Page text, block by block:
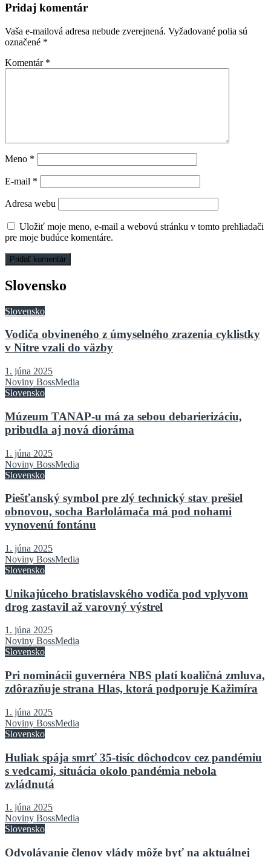
Pridaj komentár
Vaša e-mailová adresa nebude zverejnená. Vyžadované polia sú
označené *
Komentár *
Meno *
E-mail *
Adresa webu
Uložiť moje meno, e-mail a webovú stránku v tomto prehliadači
pre moje budúce komentáre.
Slovensko
Slovensko
Vodiča obvineného z úmyselného zrazenia cyklistky
v Nitre vzali do väzby
1. júna 2025
Noviny BossMedia
Slovensko
Múzeum TANAP-u má za sebou debarierizáciu,
pribudla aj nová dioráma
1. júna 2025
Noviny BossMedia
Slovensko
Piešťanský symbol pre zlý technický stav prešiel
obnovou, socha Barlolámača má pod nohami
vynovenú fontánu
1. júna 2025
Noviny BossMedia
Slovensko
Unikajúceho bratislavského vodiča pod vplyvom
drog zastavil až varovný výstrel
1. júna 2025
Noviny BossMedia
Slovensko
Pri nominácii guvernéra NBS platí koaličná zmluva,
zdôrazňuje strana Hlas, ktorá podporuje Kažimíra
1. júna 2025
Noviny BossMedia
Slovensko
Huliak spája smrť 35-tisíc dôchodcov cez pandémiu
s vedcami, situácia okolo pandémia nebola
zvládnutá
1. júna 2025
Noviny BossMedia
Slovensko
Odvolávanie členov vlády môže byť na aktuálnej